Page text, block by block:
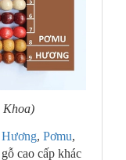
Khoa)
Hương, Pơmu,
cao cấp khác